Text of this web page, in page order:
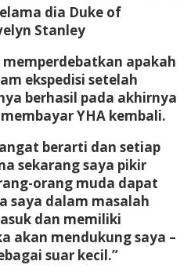
dia Duke of
Stanley
apakah
ekspedisi setelah
berhasil pada akhirnya
YHA kembali.
berarti dan setiap
sekarang saya pikir
orang muda dapat
saya dalam masalah
dan memiliki
akan mendukung saya –
suar kecil.”